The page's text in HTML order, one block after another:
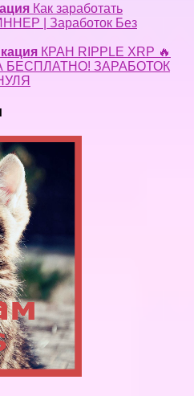
Как заработать
| Заработок Без
КРАН RIPPLE XRP 🔥
БЕСПЛАТНО! ЗАРАБОТОК